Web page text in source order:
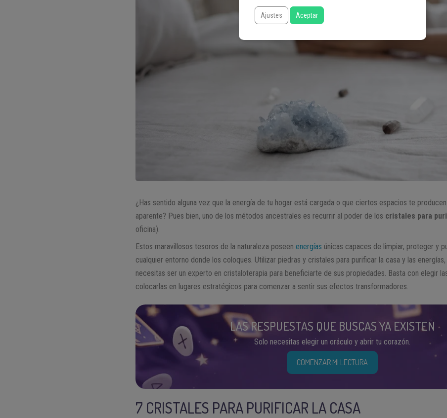
¿Has sentido alguna vez que la energía de tu hogar está cargada o que ciertos espacios te
aparente? Pues bien, uno de los métodos ancestrales es recurrir al poder de los cristales para
oficina).
Estos maravillosos tesoros de la naturaleza poseenenergías únicas capaces de limpiar, proteger y
cualquier entorno donde los coloques. Utilizar piedras y cristales para purificar la casa y las
necesitas ser un experto en cristaloterapia para beneficiarte de sus propiedades. Basta con elegir
colocarlas en lugares estratégicos para comenzar a sentir sus efectos transformadores.
LAS RESPUESTAS QUE BUSCAS YA EXISTEN
Solo necesitas elegir un oráculo y abrir tu corazón.
COMENZAR MI LECTURA
7 CRISTALES PARA PURIFICAR LA CASA
Ajustes Aceptar